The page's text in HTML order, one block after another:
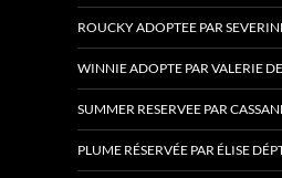
ROUCKY ADOPTEE PAR
WINNIE ADOPTE PAR VALERIE
SUMMER RESERVEE PAR
PLUME RÉSERVÉE PAR ÉLISE